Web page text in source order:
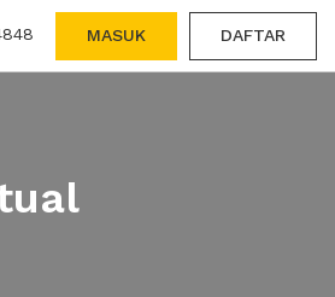
MASUK DAFTAR